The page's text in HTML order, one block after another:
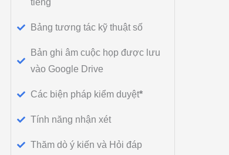
Bảng tương tác kỹ thuật số
Bản ghi âm cuộc họp được lưu
vào Google Drive
Các biện pháp kiểm duyệt*
Tính năng nhận xét
Thăm dò ý kiến và Hỏi đáp